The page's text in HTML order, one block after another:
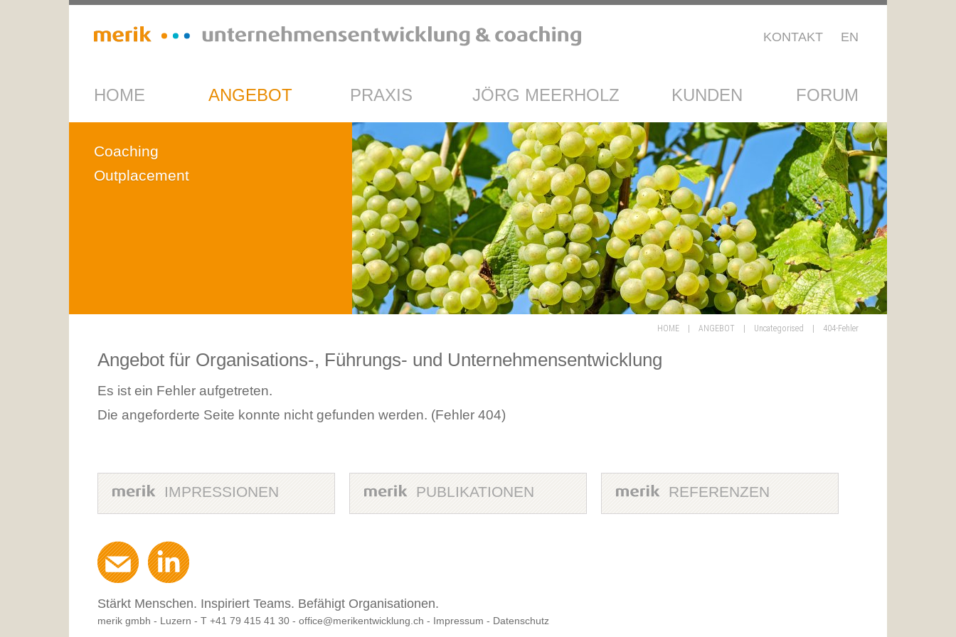
EN
KONTAKT
HOME ANGEBOT PRAXIS JÖRG MEERHOLZ KUNDEN FORUM
Coaching
Outplacement
HOME ANGEBOT Uncategorised 404-Fehler
Angebot für Organisations-, Führungs- und Unternehmensentwicklung
Es ist ein Fehler aufgetreten.
Die angeforderte Seite konnte nicht gefunden werden. (Fehler 404)
IMPRESSIONEN PUBLIKATIONEN REFERENZEN
Stärkt Menschen. Inspiriert Teams. Befähigt Organisationen.
merik gmbh - Luzern - T +41 79 415 41 30 - - Impressum - Datenschutz